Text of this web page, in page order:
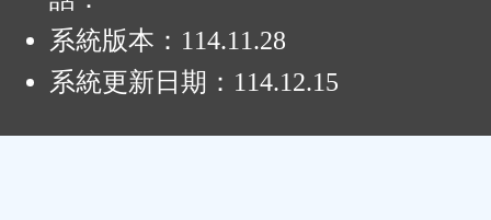
系統版本： 114.11.28
系統更新日期： 114.12.15